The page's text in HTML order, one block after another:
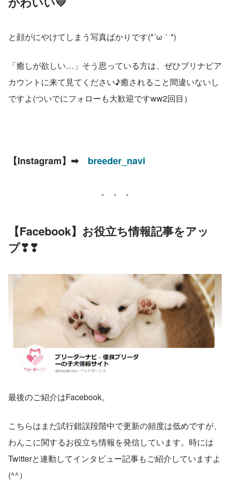
と顔がにやけてしまう写真ばかりです(*´ω｀*)
「癒しが欲しい…」そう思っている方は、ぜひブリナビア
カウントに来て見てください♪癒されること間違いないし
ですよ(ついでにフォローも大歓迎ですww2回目）
【Instagram】➡ breeder_navi
【Facebook】お役立ち情報記事をアッ
プ❣❣
最後のご紹介はFacebook。
こちらはまだ試行錯誤段階中で更新の頻度は低めですが、
わんこに関するお役立ち情報を発信しています。時には
Twitterと連動してインタビュー記事もご紹介していますよ
(^^）